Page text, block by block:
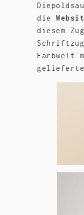
die
diesem
Farbwelt